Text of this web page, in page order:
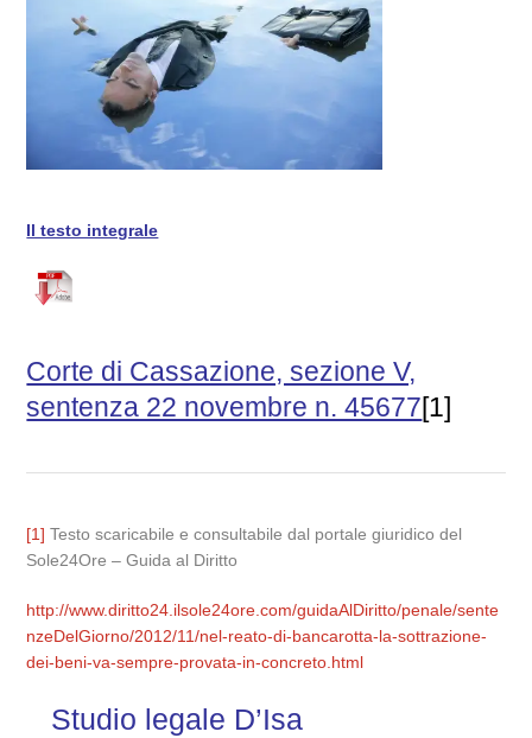
Il testo integrale
Corte di Cassazione, sezione V,
sentenza 22 novembre n. 45677[1]
[1] Testo scaricabile e consultabile dal portale giuridico del
Sole24Ore – Guida al Diritto
http://www.diritto24.ilsole24ore.com/guidaAlDiritto/penale/sente
nzeDelGiorno/2012/11/nel-reato-di-bancarotta-la-sottrazione-
dei-beni-va-sempre-provata-in-concreto.html
Studio legale D’Isa